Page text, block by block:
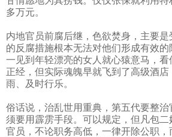
多万元。
内地官员前腐后继，色欲焚身，主要
的反腐措施根本无法对他们形成有效
一见到年轻漂亮的女人就心猿意马，
正经，但实际魂魄早就飞到了高级酒
雨、及时行乐。
俗话说，治乱世用重典，第五代要整
须要用霹雳手段。可以规定，但凡包
官员，不论职务高低，一律开除公职，